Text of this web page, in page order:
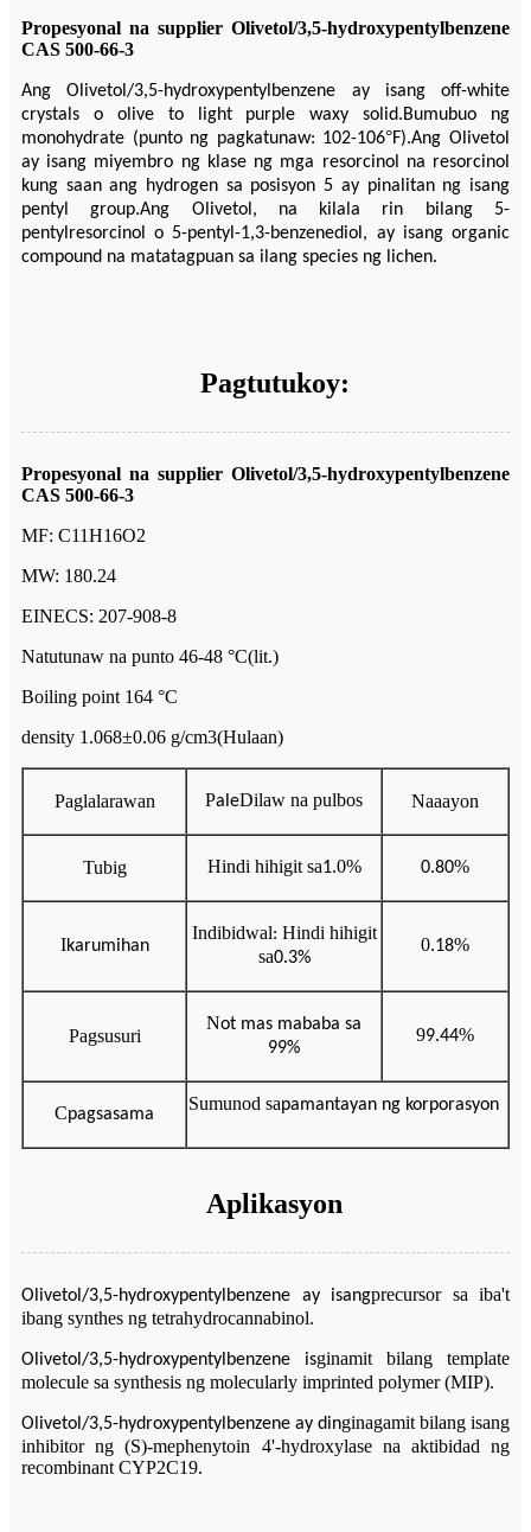
Propesyonal na supplier Olivetol/3,5-hydroxypentylbenzene
CAS 500-66-3
Ang Olivetol/3,5-hydroxypentylbenzene ay isang off-white
crystals o olive to light purple waxy solid.Bumubuo ng
monohydrate (punto ng pagkatunaw: 102-106°F).Ang Olivetol
ay isang miyembro ng klase ng mga resorcinol na resorcinol
kung saan ang hydrogen sa posisyon 5 ay pinalitan ng isang
pentyl group.Ang Olivetol, na kilala rin bilang 5-
pentylresorcinol o 5-pentyl-1,3-benzenediol, ay isang organic
compound na matatagpuan sa ilang species ng lichen.
Pagtutukoy:
Propesyonal na supplier Olivetol/3,5-hydroxypentylbenzene
CAS 500-66-3
MF: C11H16O2
MW: 180.24
EINECS: 207-908-8
Natutunaw na punto 46-48 °C(lit.)
Boiling point 164 °C
density 1.068±0.06 g/cm3(Hulaan)
Paglalarawan PaleDilaw na pulbos Naaayon
Tubig Hindi hihigit sa1.0% 0.80%
Ikarumihan
Indibidwal: Hindi hihigit
sa0.3%
0.18%
Pagsusuri
Not mas mababa sa
99%
99.44%
Cpagsasama
Sumunod sapamantayan ng korporasyon
Aplikasyon
Olivetol/3,5-hydroxypentylbenzene ay isangprecursor sa iba't
ibang synthes ng tetrahydrocannabinol.
Olivetol/3,5-hydroxypentylbenzene isginamit bilang template
molecule sa synthesis ng molecularly imprinted polymer (MIP).
Olivetol/3,5-hydroxypentylbenzene ay dinginagamit bilang isang
inhibitor ng (S)-mephenytoin 4'-hydroxylase na aktibidad ng
recombinant CYP2C19.